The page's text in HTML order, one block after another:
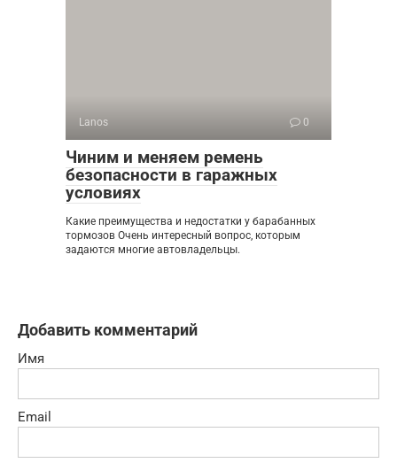
Lanos 0
Чиним и меняем ремень
безопасности в гаражных
условиях
Какие преимущества и недостатки у барабанных
тормозов Очень интересный вопрос, которым
задаются многие автовладельцы.
Добавить комментарий
Имя
Email